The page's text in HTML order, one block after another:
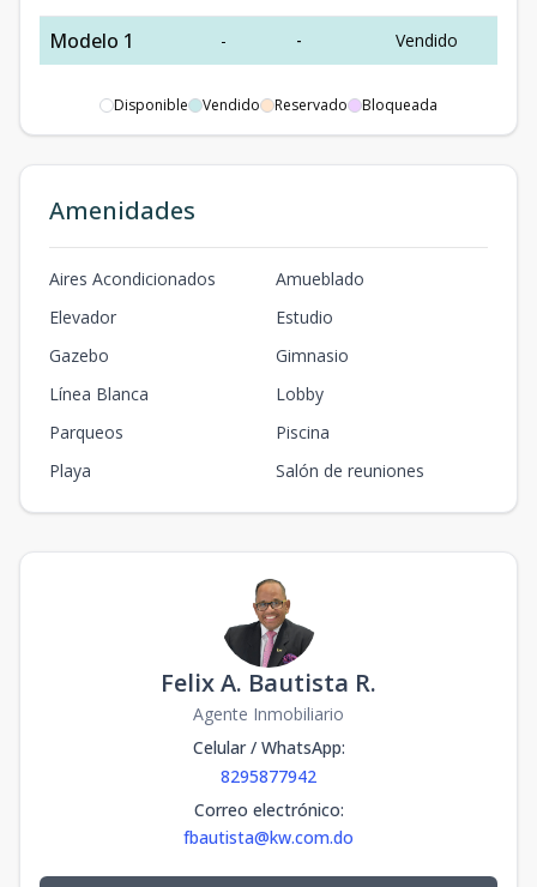
Modelo 1 - - Vendido
Disponible Vendido Reservado Bloqueada
Amenidades
Aires Acondicionados
Amueblado
Elevador
Estudio
Gazebo
Gimnasio
Línea Blanca
Lobby
Parqueos
Piscina
Playa
Salón de reuniones
Felix A. Bautista R.
Agente Inmobiliario
Celular / WhatsApp:
8295877942
Correo electrónico:
fbautista@kw.com.do